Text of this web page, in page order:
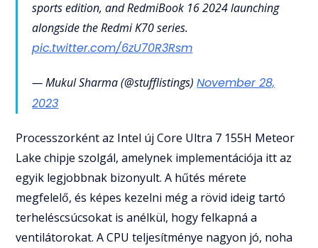
sports edition, and RedmiBook 16 2024 launching
alongside the Redmi K70 series.
pic.twitter.com/6zU70R3Rsm
— Mukul Sharma (@stufflistings)November 28,
2023
Processzorként az Intel új Core Ultra 7 155H Meteor
Lake chipje szolgál, amelynek implementációja itt az
egyik legjobbnak bizonyult. A hűtés mérete
megfelelő, és képes kezelni még a rövid ideig tartó
terheléscsúcsokat is anélkül, hogy felkapná a
ventilátorokat. A CPU teljesítménye nagyon jó, noha